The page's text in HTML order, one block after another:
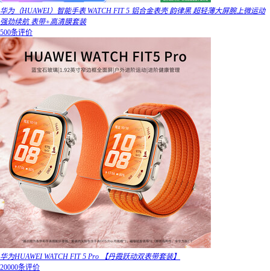
华为（HUAWEI）智能手表 WATCH FIT 5 铝合金表壳 韵律黑 超轻薄大屏腕上微运动
强劲续航 表带+高清膜套装
500条评价
华为HUAWEI WATCH FIT 5 Pro 【丹霞跃动双表带套装】
20000条评价